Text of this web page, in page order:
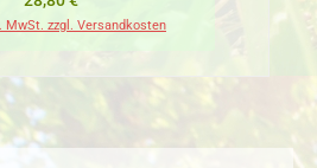
MwSt. zzgl. Versandkosten